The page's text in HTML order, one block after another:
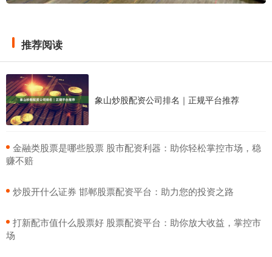
推荐阅读
象山炒股配资公司排名｜正规平台推荐
​金融类股票是哪些股票 股市配资利器：助你轻松掌控市场，稳
赚不赔
​炒股开什么证券 邯郸股票配资平台：助力您的投资之路
​打新配市值什么股票好 股票配资平台：助你放大收益，掌控市
场